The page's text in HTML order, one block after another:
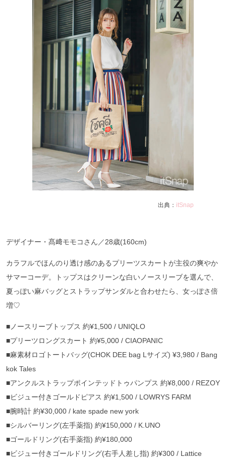
出典： itSnap
デザイナー・髙﨑モモコさん／28歳(160cm)
カラフルでほんのり透け感のあるプリーツスカートが主役の爽やか
サマーコーデ。トップスはクリーンな白いノースリーブを選んで、
夏っぽい麻バッグとストラップサンダルと合わせたら、女っぽさ倍
増♡
■ノースリーブトップス 約¥1,500 / UNIQLO
■プリーツロングスカート 約¥5,000 / CIAOPANIC
■麻素材ロゴトートバッグ(CHOK DEE bag Lサイズ) ¥3,980 / Bang
kok Tales
■アンクルストラップポインテッドトゥパンプス 約¥8,000 / REZOY
■ビジュー付きゴールドピアス 約¥1,500 / LOWRYS FARM
■腕時計 約¥30,000 / kate spade new york
■シルバーリング(左手薬指) 約¥150,000 / K.UNO
■ゴールドリング(右手薬指) 約¥180,000
■ビジュー付きゴールドリング(右手人差し指) 約¥300 / Lattice